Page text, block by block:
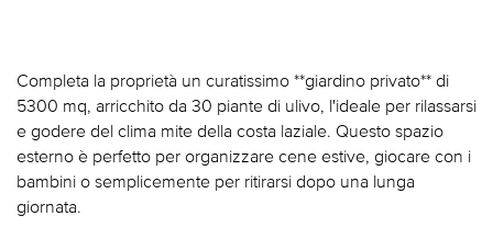
Completa la proprietà un curatissimo **giardino privato** di
5300 mq, arricchito da 30 piante di ulivo, l'ideale per rilassarsi
e godere del clima mite della costa laziale. Questo spazio
esterno è perfetto per organizzare cene estive, giocare con i
bambini o semplicemente per ritirarsi dopo una lunga
giornata.